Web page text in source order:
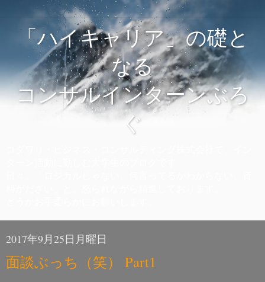
「ハイキャリア」の礎と
なる
コンサルインターンぶろ
ぐ
2017年9月25日月曜日
面談ぶっち（笑） Part1